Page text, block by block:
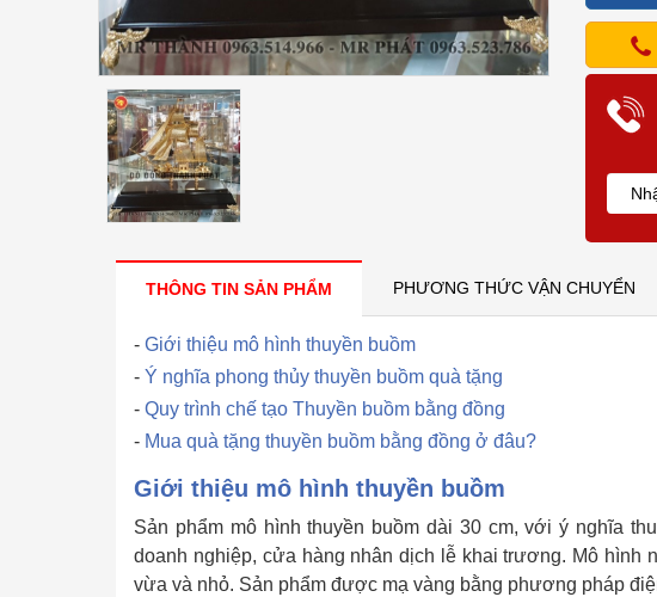
THÔNG TIN SẢN PHẨM PHƯƠNG THỨC VẬN CHUYỂN
-Giới thiệu mô hình thuyền buồm
-Ý nghĩa phong thủy thuyền buồm quà tặng
-Quy trình chế tạo Thuyền buồm bằng đồng
- Mua quà tặng thuyền buồm bằng đồng ở đâu?
Giới thiệu mô hình thuyền buồm
Sản phẩm mô hình thuyền buồm dài 30 cm, với ý nghĩa
doanh nghiệp, cửa hàng nhân dịch lễ khai trương. Mô hình
vừa và nhỏ. Sản phẩm được mạ vàng bằng phương pháp